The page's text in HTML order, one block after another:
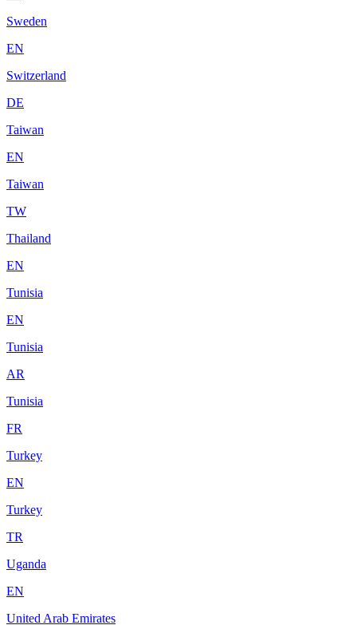
Sweden
EN
Switzerland
DE
Taiwan
EN
Taiwan
TW
Thailand
EN
Tunisia
EN
Tunisia
AR
Tunisia
FR
Turkey
EN
Turkey
TR
Uganda
EN
United Arab Emirates